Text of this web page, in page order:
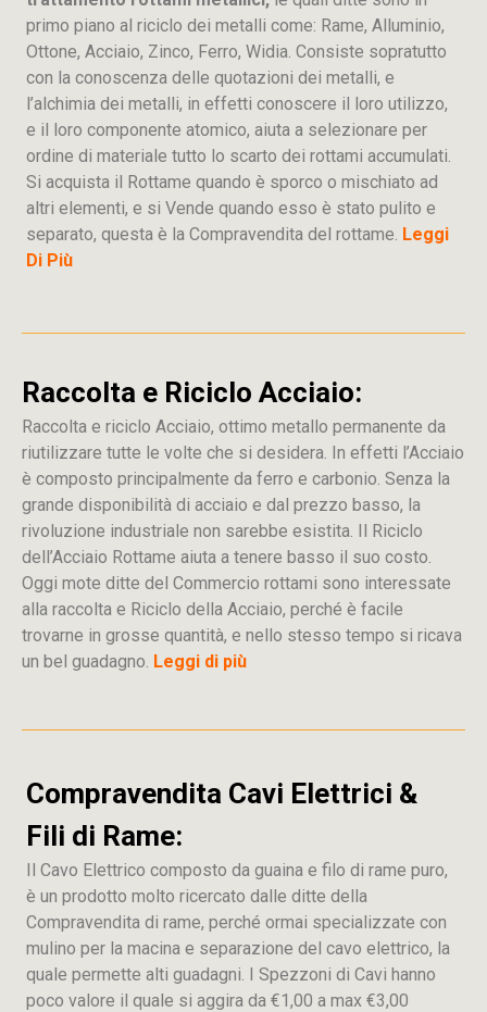
primo piano al riciclo dei metalli come: Rame, Alluminio,
Ottone, Acciaio, Zinco, Ferro, Widia. Consiste sopratutto
con la conoscenza delle quotazioni dei metalli, e
l’alchimia dei metalli, in effetti conoscere il loro utilizzo,
e il loro componente atomico, aiuta a selezionare per
ordine di materiale tutto lo scarto dei rottami accumulati.
Si acquista il Rottame quando è sporco o mischiato ad
altri elementi, e si Vende quando esso è stato pulito e
separato, questa è la Compravendita del rottame. Leggi
Di Più
Raccolta e Riciclo Acciaio:
Raccolta e riciclo Acciaio, ottimo metallo permanente da
riutilizzare tutte le volte che si desidera. In effetti l’Acciaio
è composto principalmente da ferro e carbonio. Senza la
grande disponibilità di acciaio e dal prezzo basso, la
rivoluzione industriale non sarebbe esistita. Il Riciclo
dell’Acciaio Rottame aiuta a tenere basso il suo costo.
Oggi mote ditte del Commercio rottami sono interessate
alla raccolta e Riciclo della Acciaio, perché è facile
trovarne in grosse quantità, e nello stesso tempo si ricava
un bel guadagno. Leggi di più
Compravendita Cavi Elettrici &
Fili di Rame:
Il Cavo Elettrico composto da guaina e filo di rame puro,
è un prodotto molto ricercato dalle ditte della
Compravendita di rame, perché ormai specializzate con
mulino per la macina e separazione del cavo elettrico, la
quale permette alti guadagni. I Spezzoni di Cavi hanno
poco valore il quale si aggira da €1,00 a max €3,00